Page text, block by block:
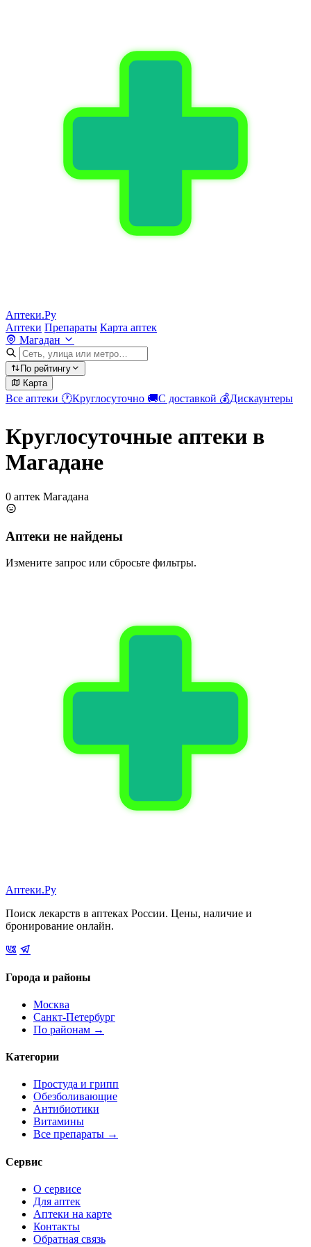
Аптеки.Ру
Аптеки Препараты Карта аптек
Магадан
По рейтингу
Карта
Все аптеки 🕐Круглосуточно 🚚С доставкой 💰Дискаунтеры
Круглосуточные аптеки в
Магадане
0 аптек Магадана
Аптеки не найдены
Измените запрос или сбросьте фильтры.
Аптеки.Ру
Поиск лекарств в аптеках России. Цены, наличие и
бронирование онлайн.
Города и районы
Москва
Санкт-Петербург
По районам →
Категории
Простуда и грипп
Обезболивающие
Антибиотики
Витамины
Все препараты →
Сервис
О сервисе
Для аптек
Аптеки на карте
Контакты
Обратная связь